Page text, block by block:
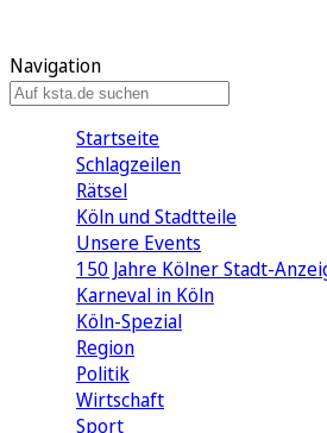
Navigation
Startseite
Schlagzeilen
Rätsel
Köln und Stadtteile
Unsere Events
150 Jahre Kölner Stadt-
Karneval in Köln
Köln-Spezial
Region
Politik
Wirtschaft
Sport